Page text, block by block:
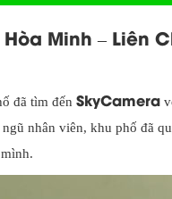
Minh – Liên
đã tìm đến SkyCamera
nhân viên, khu phố đã